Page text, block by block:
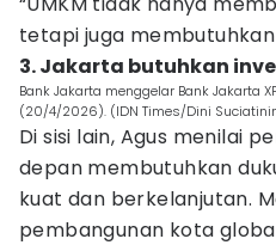
tetapi juga
3. Jakarta butuhkan
Bank Jakarta menggelar Bank Jakarta
(20/4/2026). (IDN Times/Dini
Di sisi lain, Agus menilai
depan membutuhkan
kuat dan berkelanjutan.
pembangunan kota